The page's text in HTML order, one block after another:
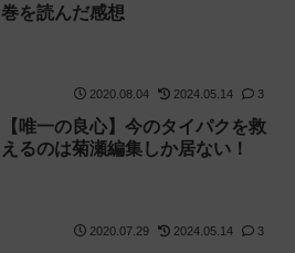
巻を読んだ感想
2020.08.04 2024.05.14 3
【唯一の良心】今のタイパクを救
えるのは菊瀬編集しか居ない！
2020.07.29 2024.05.14 3